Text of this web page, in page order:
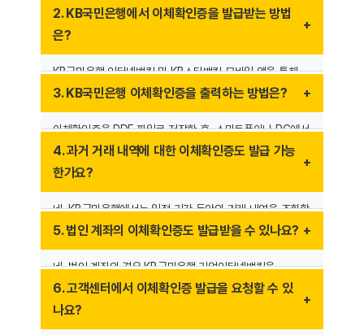
공식 문서입니다. 이 문서에는 송금인, 수취인, 계좌번호,
이체 금액, 거래 날짜 등의 정보가 포함되며, 세금 신고, 대출
2. KB국민은행에서 이체확인증을 발급받는 방법
은?
KB국민은행 인터넷뱅킹 및 KB스타뱅킹 모바일 앱을 통해
간편하게 이체확인증을 발급받을 수 있습니다.
② ‘거래내역 조회’ 메뉴 선택
③ 원하는 거래 선택 후 ‘이체확인증 발급’ 클릭
④ PDF 저장 및 출력 가능
3. KB국민은행 이체확인증을 출력하는 방법은?
이체확인증을 PDF 파일로 저장한 후, 스마트폰이나 PC에서
프린터를 이용해 출력할 수 있습니다. 또한, KB국민은행
영업점을 방문하면 종이 문서 형태로 발급받을 수도
4. 과거 거래 내역에 대한 이체확인증도 발급 가능
한가요?
네, KB국민은행에서는 일정 기간 동안의 거래 내역을 조회할
수 있으며, 과거 거래에 대한 이체확인증도 발급이
그 이전 거래는 영업점 방문을 통해 확인해야 합니다.
5. 법인 계좌의 이체확인증도 발급받을 수 있나요?
네, 법인 계좌의 경우 KB국민은행 기업인터넷뱅킹을
이용하거나 영업점을 방문하여 금융거래확인서를 발급받을
수 있습니다. 법인 인감증명서 및 사업자등록증이 필요할 수
6. 고객센터에서 이체확인증 발급을 요청할 수 있
나요?